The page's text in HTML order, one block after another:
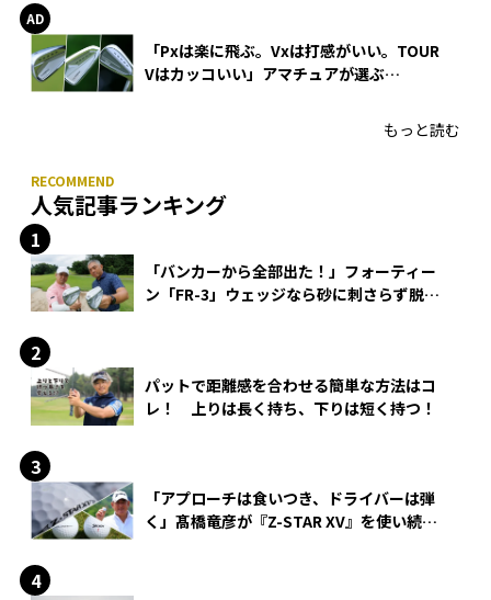
「Pxは楽に飛ぶ。Vxは打感がいい。TOUR
Vはカッコいい」アマチュアが選ぶ
もっと読む
人気記事ランキング
「バンカーから全部出た！」フォーティー
ン「FR-3」ウェッジなら砂に刺さらず脱出
パットで距離感を合わせる簡単な方法はコ
レ！ 上りは長く持ち、下りは短く持つ！
「アプローチは食いつき、ドライバーは弾
く」髙橋竜彦が『Z-STAR XV』を使い続け